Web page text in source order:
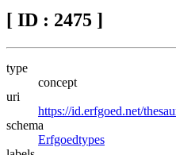
[ ID : 2475 ]
type
concept
uri
https://id.erfgoed.net/
schema
Erfgoedtypes